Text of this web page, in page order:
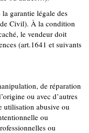
garantie légale des
Civil). À la condition
le vendeur doit
(art.1641 et suivants
de réparation
ou avec d’autres
utilisation abusive ou
ou
ou